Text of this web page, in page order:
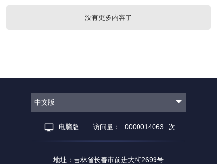
没有更多内容了
中文版
电脑版 访问量： 0000014063 次
地址：吉林省长春市前进大街2699号